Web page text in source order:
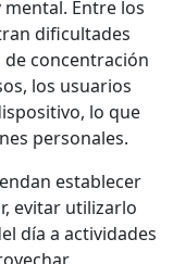
Entre los
dificultades
concentración
los usuarios
lo que
personales.
establecer
evitar utilizarlo
día a actividades